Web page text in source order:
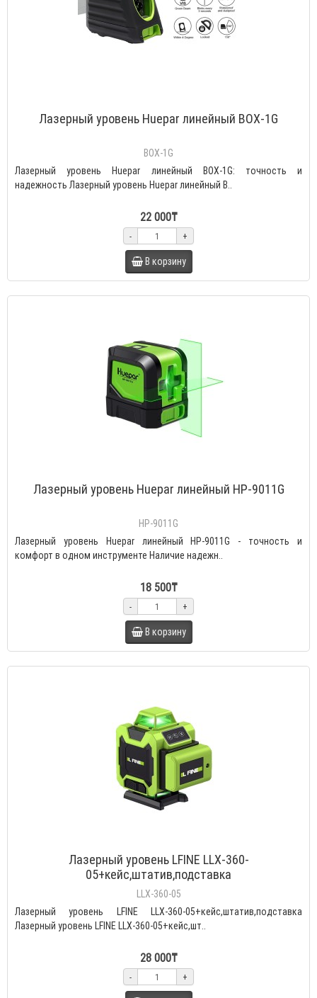
Лазерный уровень Huepar линейный BOX-1G
BOX-1G
Лазерный уровень Huepar линейный BOX-1G: точность и
надежность Лазерный уровень Huepar линейный B..
22 000₸
- +
В корзину
Лазерный уровень Huepar линейный HP-9011G
HP-9011G
Лазерный уровень Huepar линейный HP-9011G - точность и
комфорт в одном инструменте Наличие надежн..
18 500₸
- +
В корзину
Лазерный уровень LFINE LLX-360-
05+кейс,штатив,подставка
LLX-360-05
Лазерный уровень LFINE LLX-360-05+кейс,штатив,подставка
Лазерный уровень LFINE LLX-360-05+кейс,шт..
28 000₸
- +